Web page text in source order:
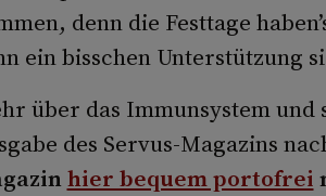
denn die Festtage
ein bisschen Unterstützung
über das Immunsystem und
des Servus-Magazins
hier bequem portofrei